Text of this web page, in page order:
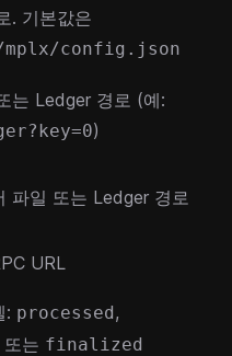
. 기본값은
config.json
는 Ledger 경로 (예:
)
파일 또는 Ledger 경로
URL
: processed,
또는 finalized